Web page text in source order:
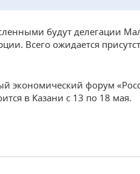
будут делегации
Всего ожидается
экономический форум
в Казани с 13 по 18 мая.